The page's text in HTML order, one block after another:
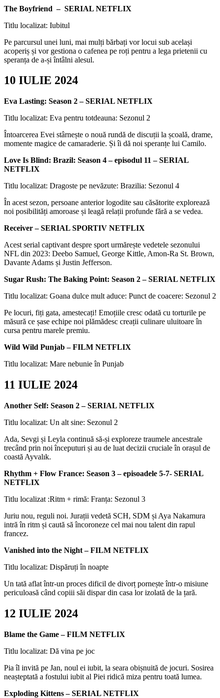
The Boyfriend – SERIAL NETFLIX
Titlu localizat: Iubitul
Pe parcursul unei luni, mai mulți bărbați vor locui sub același
acoperiș și vor gestiona o cafenea pe roți pentru a lega prietenii cu
speranța de a-și întâlni alesul.
10 IULIE 2024
Eva Lasting: Season 2 – SERIAL NETFLIX
Titlu localizat: Eva pentru totdeauna: Sezonul 2
Întoarcerea Evei stârnește o nouă rundă de discuții la școală, drame,
momente magice de camaraderie. Și îi dă noi speranțe lui Camilo.
Love Is Blind: Brazil: Season 4 – episodul 11 – SERIAL
NETFLIX
Titlu localizat: Dragoste pe nevăzute: Brazilia: Sezonul 4
În acest sezon, persoane anterior logodite sau căsătorite explorează
noi posibilități amoroase și leagă relații profunde fără a se vedea.
Receiver – SERIAL SPORTIV NETFLIX
Acest serial captivant despre sport urmărește vedetele sezonului
NFL din 2023: Deebo Samuel, George Kittle, Amon-Ra St. Brown,
Davante Adams și Justin Jefferson.
Sugar Rush: The Baking Point: Season 2 – SERIAL NETFLIX
Titlu localizat: Goana dulce mult aduce: Punct de coacere: Sezonul 2
Pe locuri, fiți gata, amestecați! Emoțiile cresc odată cu torturile pe
măsură ce șase echipe noi plămădesc creații culinare uluitoare în
cursa pentru marele premiu.
Wild Wild Punjab – FILM NETFLIX
Titlu localizat: Mare nebunie în Punjab
11 IULIE 2024
Another Self: Season 2 – SERIAL NETFLIX
Titlu localizat: Un alt sine: Sezonul 2
Ada, Sevgi și Leyla continuă să-și exploreze traumele ancestrale
trecând prin noi începuturi și au de luat decizii cruciale în orașul de
coastă Ayvalık.
Rhythm + Flow France: Season 3 – episoadele 5-7- SERIAL
NETFLIX
Titlu localizat :Ritm + rimă: Franța: Sezonul 3
Juriu nou, reguli noi. Jurații vedetă SCH, SDM și Aya Nakamura
intră în ritm și caută să încoroneze cel mai nou talent din rapul
francez.
Vanished into the Night – FILM NETFLIX
Titlu localizat: Dispăruți în noapte
Un tată aflat într-un proces dificil de divorț pornește într-o misiune
periculoasă când copiii săi dispar din casa lor izolată de la țară.
12 IULIE 2024
Blame the Game – FILM NETFLIX
Titlu localizat: Dă vina pe joc
Pia îl invită pe Jan, noul ei iubit, la seara obișnuită de jocuri. Sosirea
neașteptată a fostului iubit al Piei ridică miza pentru toată lumea.
Exploding Kittens – SERIAL NETFLIX